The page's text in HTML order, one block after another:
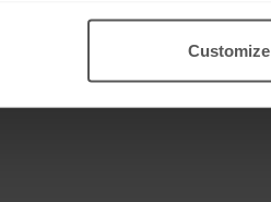
Customize